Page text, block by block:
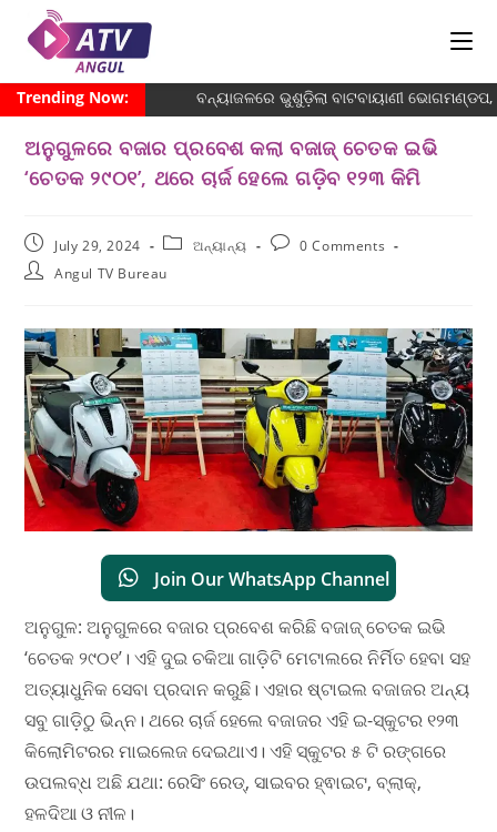
Trending Now: ବନ୍ୟାଜଳରେ ଭୁଶୁଡ଼ିଲା ବାଟବାୟାଣୀ
ଅନୁଗୁଳରେ ବଜାର ପ୍ରବେଶ କଲା ବଜାଜ୍ ଚେତକ ଇଭି
‘ଚେତକ ୨୯୦୧’, ଥରେ ଚାର୍ଜ ହେଲେ ଗଡ଼ିବ ୧୨୩ କିମି
July 29, 2024 ଅନ୍ୟାନ୍ୟ
0 Comments
Angul TV Bureau
Join Our WhatsApp Channel
ଅନୁଗୁଳ: ଅନୁଗୁଳରେ ବଜାର ପ୍ରବେଶ କରିଛି ବଜାଜ୍ ଚେତକ ଇଭି
‘ଚେତକ ୨୯୦୧’। ଏହି ଦୁଇ ଚକିଆ ଗାଡ଼ିଟି ମେଟାଲରେ ନିର୍ମିତ ହେବା ସହ
ଅତ୍ୟାଧୁନିକ ସେବା ପ୍ରଦାନ କରୁଛି। ଏହାର ଷ୍ଟାଇଲ ବଜାଜର ଅନ୍ୟ
ସବୁ ଗାଡ଼ିଠୁ ଭିନ୍ନ। ଥରେ ଚାର୍ଜ ହେଲେ ବଜାଜର ଏହି ଇ-ସ୍କୁଟର ୧୨୩
କିଲୋମିଟରର ମାଇଲେଜ ଦେଇଥାଏ। ଏହି ସ୍କୁଟର ୫ ଟି ରଙ୍ଗରେ
ଉପଲବ୍ଧ ଅଛି ଯଥା: ରେସିଂ ରେଡ୍, ସାଇବର ହ୍ଵାଇଟ, ବ୍ଲାକ୍,
ହଳଦିଆ ଓ ନୀଳ।